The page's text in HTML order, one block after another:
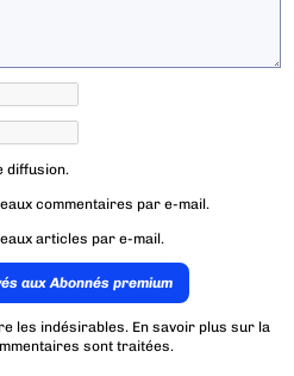
diffusion.
commentaires par e-mail.
articles par e-mail.
aux Abonnés premium
les indésirables. En savoir plus sur la
sont traitées.